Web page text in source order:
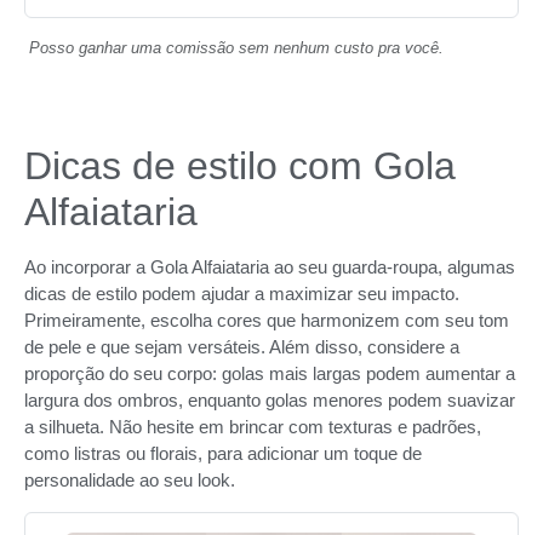
Posso ganhar uma comissão sem nenhum custo pra você.
Dicas de estilo com Gola
Alfaiataria
Ao incorporar a Gola Alfaiataria ao seu guarda-roupa, algumas
dicas de estilo podem ajudar a maximizar seu impacto.
Primeiramente, escolha cores que harmonizem com seu tom
de pele e que sejam versáteis. Além disso, considere a
proporção do seu corpo: golas mais largas podem aumentar a
largura dos ombros, enquanto golas menores podem suavizar
a silhueta. Não hesite em brincar com texturas e padrões,
como listras ou florais, para adicionar um toque de
personalidade ao seu look.